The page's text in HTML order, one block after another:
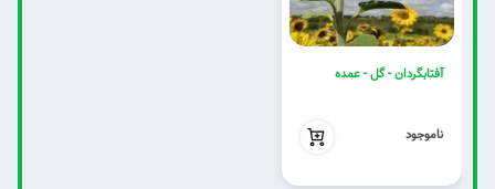
آفتابگردان - گل - عمده
ناموجود